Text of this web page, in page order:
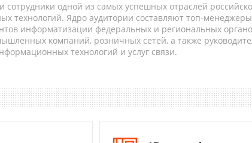
сотрудники одной из самых успешных отраслей
технологий. Ядро аудитории составляют топ-
информатизации федеральных и региональных
компаний, розничных сетей, а также
технологий и услуг связи.